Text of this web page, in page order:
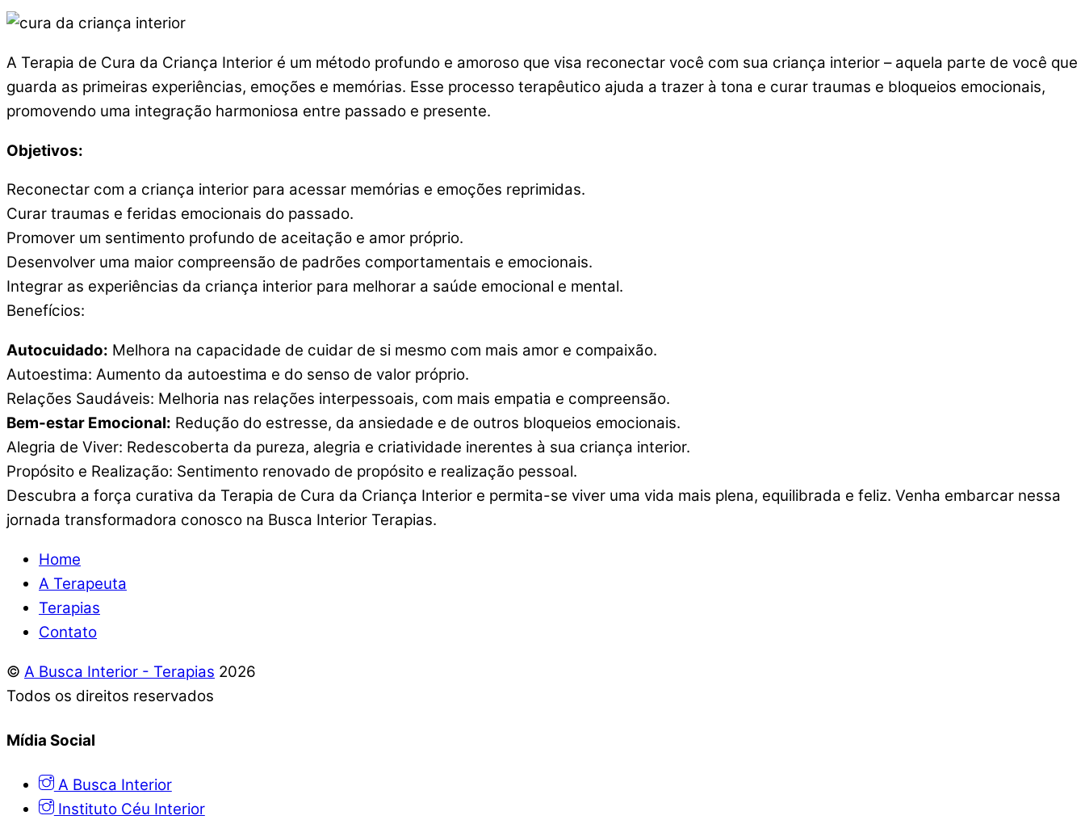
A Terapia de Cura da Criança Interior é um método profundo e amoroso que visa reconectar você com sua criança interior – aquela parte de você que
guarda as primeiras experiências, emoções e memórias. Esse processo terapêutico ajuda a trazer à tona e curar traumas e bloqueios emocionais,
promovendo uma integração harmoniosa entre passado e presente.
Objetivos:
Reconectar com a criança interior para acessar memórias e emoções reprimidas.
Curar traumas e feridas emocionais do passado.
Promover um sentimento profundo de aceitação e amor próprio.
Desenvolver uma maior compreensão de padrões comportamentais e emocionais.
Integrar as experiências da criança interior para melhorar a saúde emocional e mental.
Benefícios:
Autocuidado: Melhora na capacidade de cuidar de si mesmo com mais amor e compaixão.
Autoestima: Aumento da autoestima e do senso de valor próprio.
Relações Saudáveis: Melhoria nas relações interpessoais, com mais empatia e compreensão.
Bem-estar Emocional: Redução do estresse, da ansiedade e de outros bloqueios emocionais.
Alegria de Viver: Redescoberta da pureza, alegria e criatividade inerentes à sua criança interior.
Propósito e Realização: Sentimento renovado de propósito e realização pessoal.
Descubra a força curativa da Terapia de Cura da Criança Interior e permita-se viver uma vida mais plena, equilibrada e feliz. Venha embarcar nessa
jornada transformadora conosco na Busca Interior Terapias.
Home
A Terapeuta
Terapias
Contato
© A Busca Interior - Terapias 2026
Todos os direitos reservados
Mídia Social
A Busca Interior
Instituto Céu Interior